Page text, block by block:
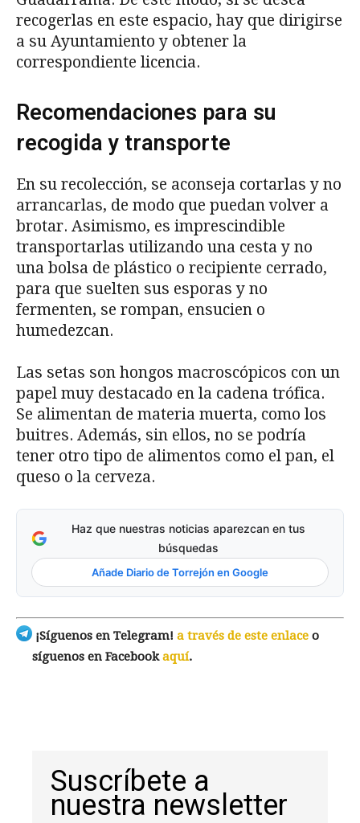
recogerlas en este espacio, hay que dirigirse
a su Ayuntamiento y obtener la
correspondiente licencia.
Recomendaciones para su
recogida y transporte
En su recolección, se aconseja cortarlas y no
arrancarlas, de modo que puedan volver a
brotar. Asimismo, es imprescindible
transportarlas utilizando una cesta y no
una bolsa de plástico o recipiente cerrado,
para que suelten sus esporas y no
fermenten, se rompan, ensucien o
humedezcan.
Las setas son hongos macroscópicos con un
papel muy destacado en la cadena trófica.
Se alimentan de materia muerta, como los
buitres. Además, sin ellos, no se podría
tener otro tipo de alimentos como el pan, el
queso o la cerveza.
Haz que nuestras noticias aparezcan en tus
búsquedas
Añade Diario de Torrejón en Google
¡Síguenos en Telegram! a través de este enlace o
síguenos en Facebookaquí.
Suscríbete a
nuestra newsletter